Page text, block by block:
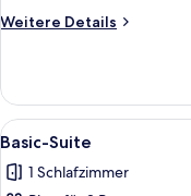
anzeigen
Weitere Details
Weitere
1
Schlafzimmer,
eigener
Alle
Fotos
für
1
Basic-Suite
1 Schlafzimmer